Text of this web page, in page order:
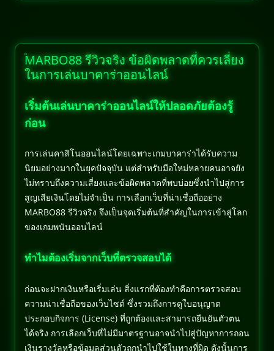
MARBO88 รีวิวจริง ข้อผิดพลาดที่ควรเลี่ยง
ในการเล่นบาคาร่าออนไลน์
เริ่มต้นเล่นบาคาร่าออนไลน์ให้ปลอดภัยต้องรู้
ก่อน
การเล่นคาสิโนออนไลน์โดยเฉพาะเกมบาคาร่าได้รับความ
นิยมอย่างมากในยุคปัจจุบัน แต่สำหรับมือใหม่หลายคนอาจยัง
ไม่ทราบถึงความเสี่ยงและข้อผิดพลาดที่พบบ่อยซึ่งนำไปสู่การ
สูญเสียเงินโดยไม่จำเป็น การเลือกเว็บที่น่าเชื่อถืออย่าง
MARBO88 รีวิวจริง จึงเป็นจุดเริ่มต้นที่สำคัญในการเข้าสู่โลก
ของเกมพนันออนไลน์
ทำไมต้องเริ่มจากเว็บที่ตรวจสอบได้
ก่อนจะฝากเงินหรือเริ่มเล่น สิ่งแรกที่ต้องทำคือการตรวจสอบ
ความน่าเชื่อถือของเว็บไซต์ ซึ่งรวมถึงการดูใบอนุญาต
ประกอบกิจการ (License) ที่ถูกต้องและสามารถยืนยันตัวตน
ได้จริง การเลือกเว็บที่ไม่มีมาตรฐานอาจนำไปสู่ปัญหาการถอน
เงินรางวัลหรือข้อมูลส่วนตัวถูกนำไปใช้ในทางที่ผิด ดังนั้นการ